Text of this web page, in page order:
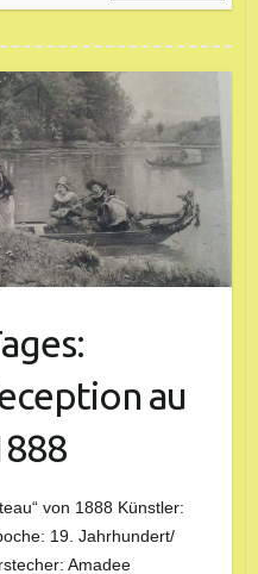
au
von 1888 Künstler:
19. Jahrhundert/
Amadee